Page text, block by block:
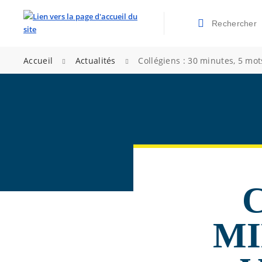
Valider la
Accueil Actualités Collégiens : 30 minutes, 5